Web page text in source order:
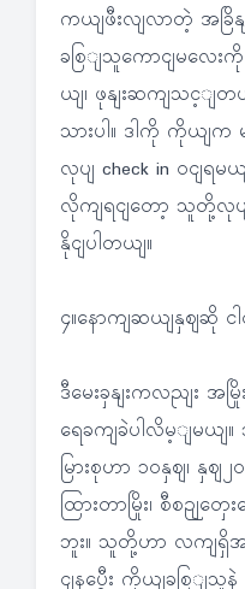
ကယျဖီးလျလာတဲ့ အခြိ
ခစြျသူကောငျမလေး
ယျ၊ ဖုနျးဆကျသင့
သားပါ။ ဒါကို ကိုယျက
လုပျ check in ဝငျရမ
လိုကျရငျတော့ သူတို့လုပျ
နိုငျပါတယျ။
၄။နောကျဆယျနှဈဆို
ဒီမေးခှနျးကလညျး အ
ရေခကျခဲပါလိမ့ျမယ
မြားစုဟာ ၁၀နှဈ၊ နှ
ထြားတာမြိုး၊ စီစဉျတှ
ဘူး။ သူတို့ဟာ လကျရှိအ
ငျနပွေီး ကိုယျခစြျသူ